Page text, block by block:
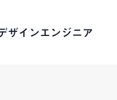
ザインエンジニア